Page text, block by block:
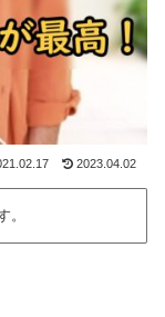
2023.04.02
。